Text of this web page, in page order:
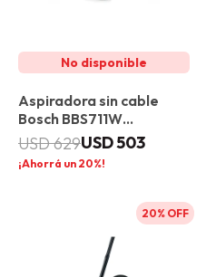
Aspiradora sin cable
Bosch BBS711W
Unlimited 7USD503
USD629
20
20